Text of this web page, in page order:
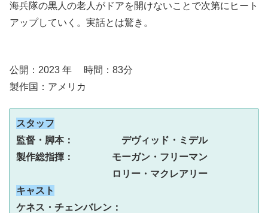
海兵隊の黒人の老人がドアを開けないことで次第にヒート
アップしていく。実話とは驚き。
公開：2023 年 時間：83分
製作国：アメリカ
スタッフ
監督・脚本：　　　　　デヴィッド・ミデル
製作総指揮：　　　　モーガン・フリーマン
ロリー・マクレアリー
キャスト
ケネス・チェンバレン：